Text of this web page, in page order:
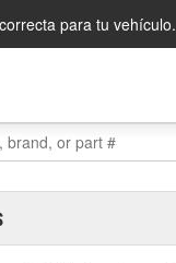
para tu vehículo.